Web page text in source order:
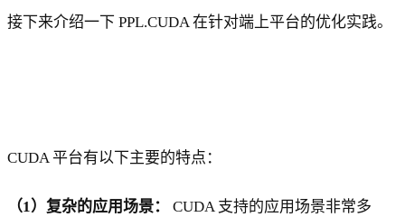
接下来介绍一下 PPL.CUDA 在针对端上平台的优化实践。
CUDA 平台有以下主要的特点：
（1）复杂的应用场景：
CUDA 支持的应用场景非常多